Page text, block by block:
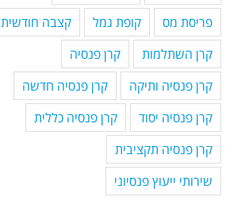
פריסת מס
קופת גמל
קצבה חודשית
קרן השתלמות
קרן פנסיה
קרן פנסיה ותיקה
קרן פנסיה חדשה
קרן פנסיה יסוד
קרן פנסיה כללית
קרן פנסיה תקציבית
שירותי ייעוץ פנסיוני